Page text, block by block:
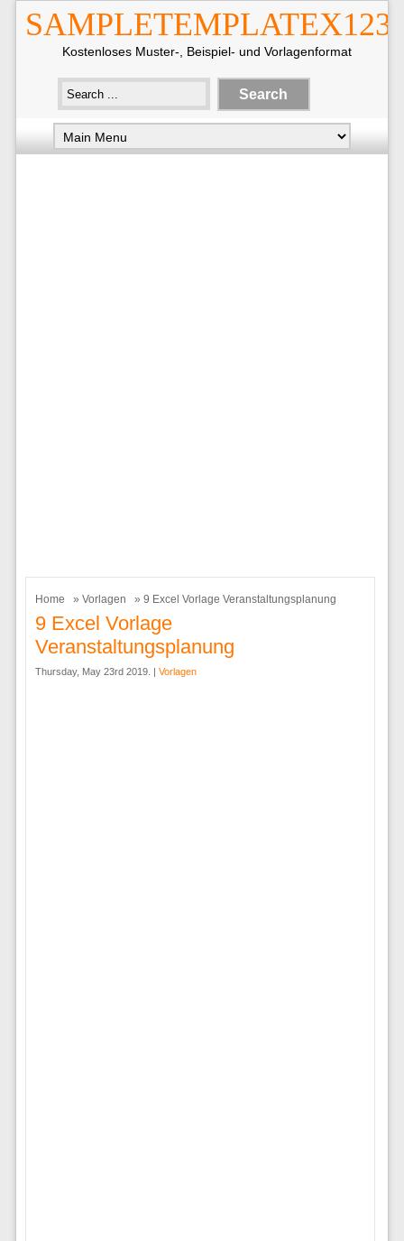
Kostenloses Muster-, Beispiel- und Vorlagenformat
Home » Vorlagen » 9 Excel Vorlage Veranstaltungsplanung
9 Excel Vorlage
Veranstaltungsplanung
Thursday, May 23rd 2019. | Vorlagen